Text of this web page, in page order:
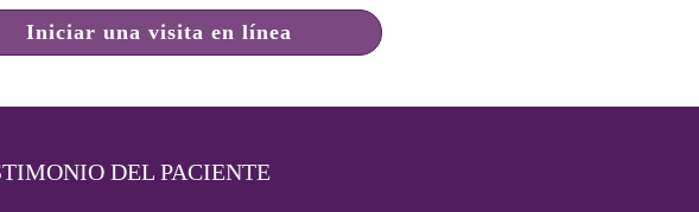
Iniciar una visita en línea
DEL PACIENTE